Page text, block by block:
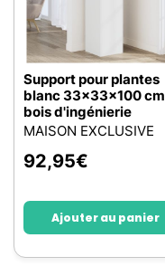
Support pour plantes
blanc 33x33x100 cm
bois d'ingénierie
MAISON EXCLUSIVE
92,95€
Ajouter au panier